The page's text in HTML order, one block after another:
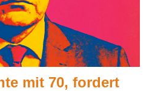
mit 70, fordert